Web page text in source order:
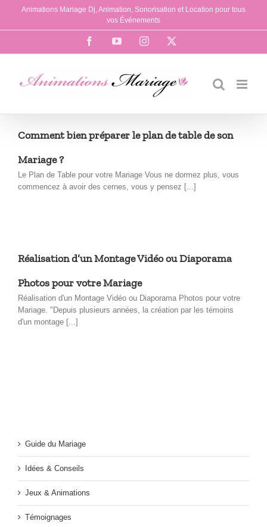
Passer
contenu
Animations Mariage Dj, Animation, Sonorisation et Location pour tous
vos Événements
FacebookYouTubeInstagram
Comment bien préparer le plan de table de son
Mariage ?
Le Plan de Table pour votre Mariage Vous ne dormez plus, vous
commencez à avoir des cernes, vous y pensez [...]
Réalisation d’un Montage Vidéo ou Diaporama
Photos pour votre Mariage
Réalisation d'un Montage Vidéo ou Diaporama Photos pour votre
Mariage. "Depuis plusieurs années, la création par les témoins
d'un montage [...]
Guide du Mariage
Idées & Conseils
Jeux & Animations
Témoignages